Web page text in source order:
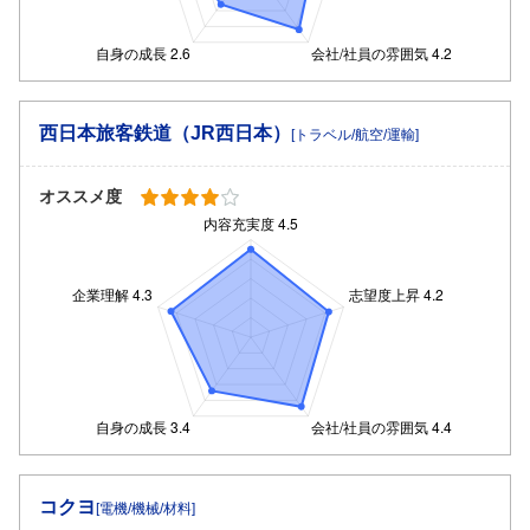
西日本旅客鉄道（JR西日本） [トラベル/航空/運輸]
オススメ度
コクヨ[電機/機械/材料]